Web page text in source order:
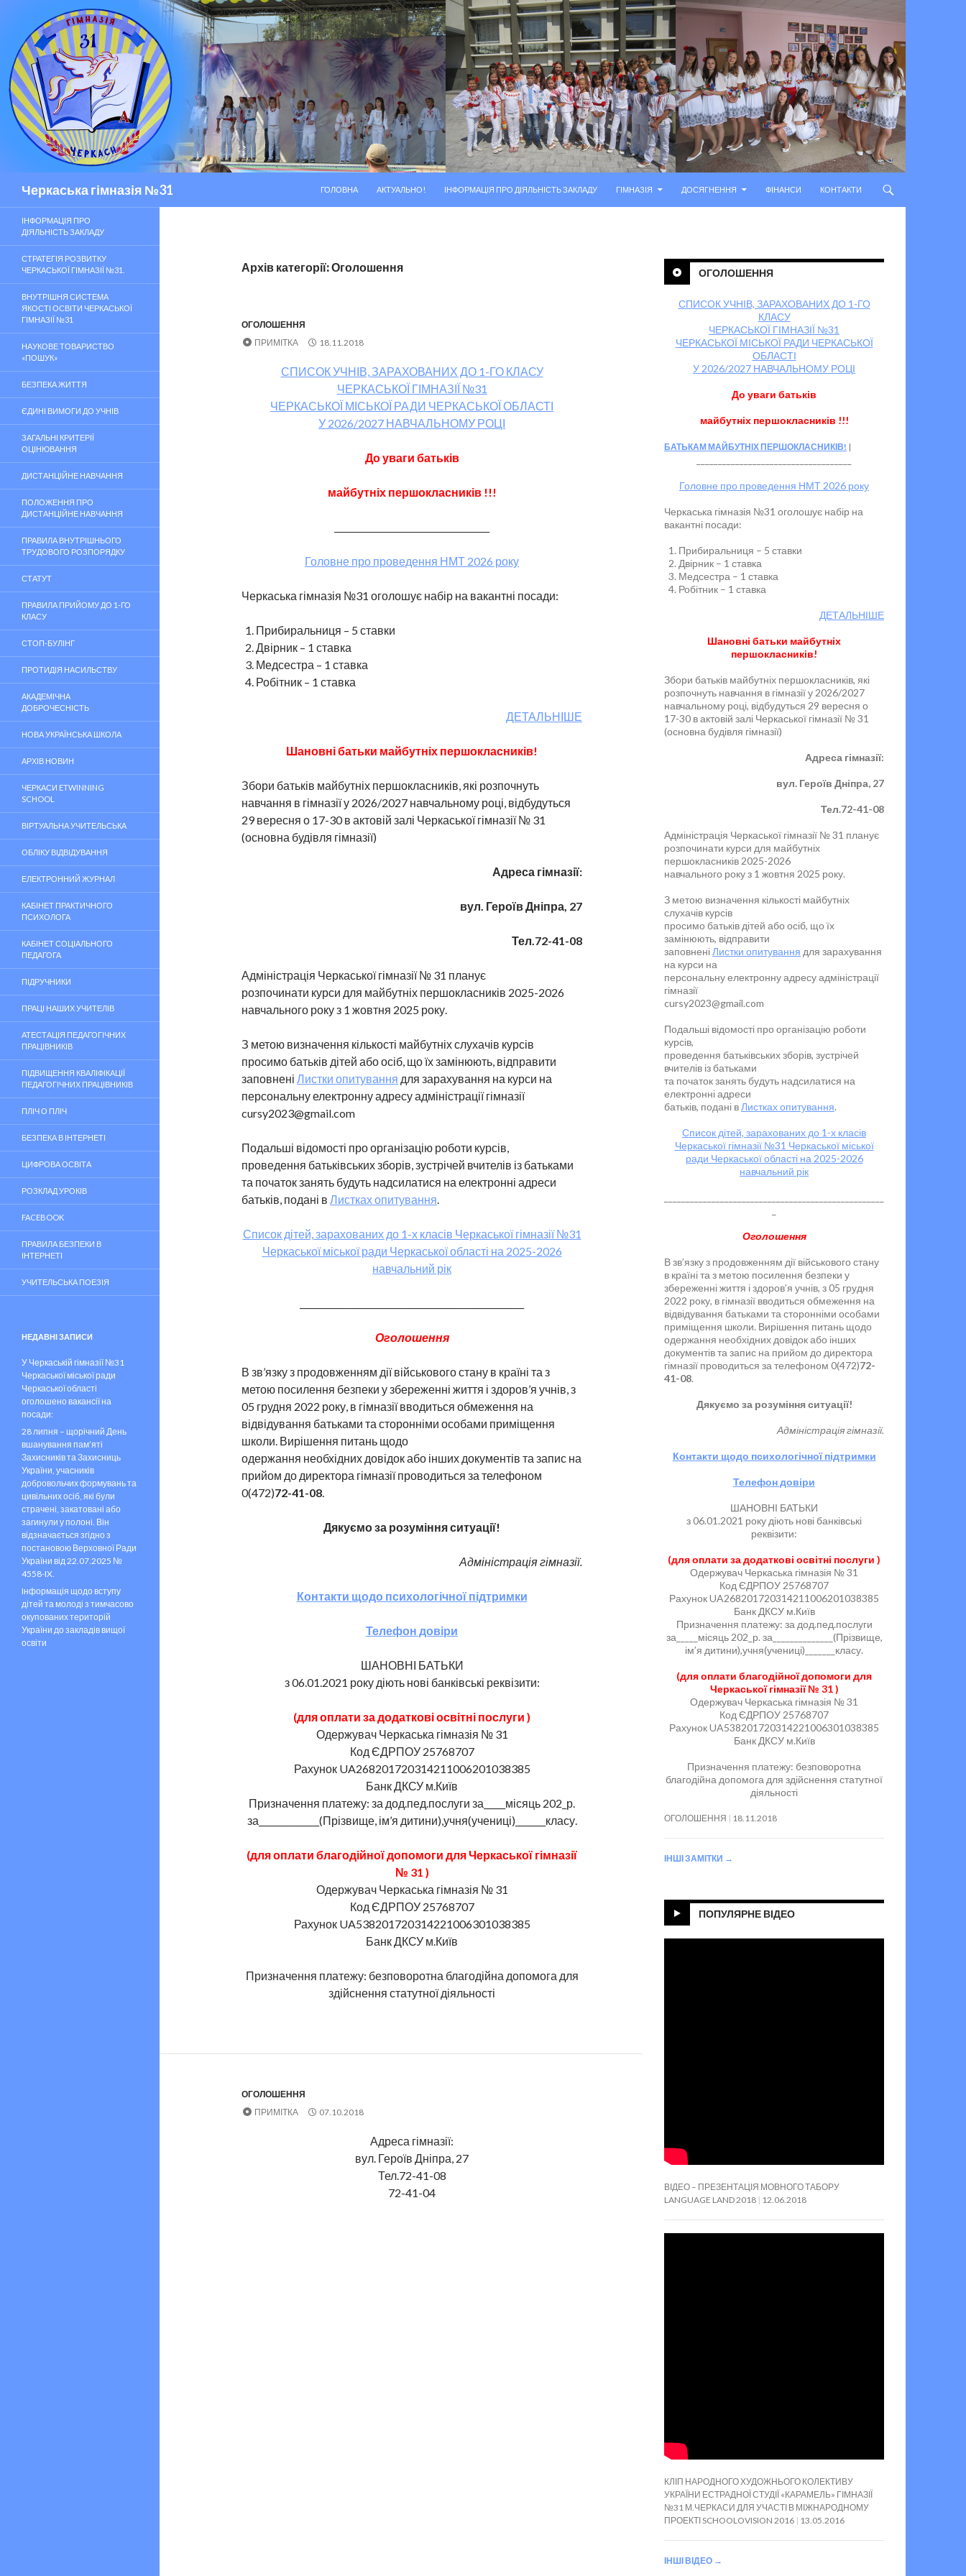
Черкаська гімназія №31
ГОЛОВНА
АКТУАЛЬНО! ІНФОРМАЦІЯ ПРО ДІЯЛЬНІСТЬ ЗАКЛАДУ ГІМНАЗІЯ ДОСЯГНЕННЯ ФІНАНСИ КОНТАКТИ
Архів категорії: Оголошення
ОГОЛОШЕННЯ
ПРИМІТКА
18.11.2018
СПИСОК УЧНІВ, ЗАРАХОВАНИХ ДО 1-ГО КЛАСУ
ЧЕРКАСЬКОЇ ГІМНАЗІЇ №31
ЧЕРКАСЬКОЇ МІСЬКОЇ РАДИ ЧЕРКАСЬКОЇ ОБЛАСТІ
У 2026/2027 НАВЧАЛЬНОМУ РОЦІ
До уваги батьків
майбутніх першокласників !!!
Головне про проведення НМТ 2026 року
Черкаська гімназія №31 оголошує набір на вакантні посади:
Прибиральниця – 5 ставки
Двірник – 1 ставка
Медсестра – 1 ставка
Робітник – 1 ставка
ДЕТАЛЬНІШЕ
Шановні батьки майбутніх першокласників!
Збори батьків майбутніх першокласників, які розпочнуть
навчання в гімназії у 2026/2027 навчальному році, відбудуться
29 вересня о 17-30 в актовій залі Черкаської гімназії № 31
(основна будівля гімназії)
Адреса гімназії:
вул. Героїв Дніпра, 27
Тел.72-41-08
Адміністрація Черкаської гімназії № 31 планує
розпочинати курси для майбутніх першокласників 2025-2026
навчального року з 1 жовтня 2025 року.
З метою визначення кількості майбутніх слухачів курсів
просимо батьків дітей або осіб, що їх замінюють, відправити
заповнені Листки опитування для зарахування на курси на
персональну електронну адресу адміністрації гімназії
cursy2023@gmail.com
Подальші відомості про організацію роботи курсів,
проведення батьківських зборів, зустрічей вчителів із батьками
та початок занять будуть надсилатися на електронні адреси
батьків, подані в Листках опитування.
Список дітей, зарахованих до 1-х класів Черкаської гімназії №31
Черкаської міської ради Черкаської області на 2025-2026
навчальний рік
Оголошення
В зв’язку з продовженням дії військового стану в країні та з
метою посилення безпеки у збереженні життя і здоров’я учнів, з
05 грудня 2022 року, в гімназії вводиться обмеження на
відвідування батьками та сторонніми особами приміщення
школи. Вирішення питань щодо
одержання необхідних довідок або інших документів та запис на
прийом до директора гімназії проводиться за телефоном
0(472)72-41-08.
Дякуємо за розуміння ситуації!
Адміністрація гімназії.
Контакти щодо психологічної підтримки
Телефон довіри
ШАНОВНІ БАТЬКИ
з 06.01.2021 року діють нові банківські реквізити:
(для оплати за додаткові освітні послуги )
Одержувач Черкаська гімназія № 31
Код ЄДРПОУ 25768707
Рахунок UA268201720314211006201038385
Банк ДКСУ м.Київ
Призначення платежу: за дод.пед.послуги за_____місяць 202_р.
за______________(Прізвище, ім’я дитини),учня(учениці)_______класу.
(для оплати благодійної допомоги для Черкаської гімназії
№ 31 )
Одержувач Черкаська гімназія № 31
Код ЄДРПОУ 25768707
Рахунок UA538201720314221006301038385
Банк ДКСУ м.Київ
Призначення платежу: безповоротна благодійна допомога для
здійснення статутної діяльності
ОГОЛОШЕННЯ
ПРИМІТКА
07.10.2018
Адреса гімназії:
вул. Героїв Дніпра, 27
Тел.72-41-08
72-41-04
ОГОЛОШЕННЯ
СПИСОК УЧНІВ, ЗАРАХОВАНИХ ДО 1-ГО
КЛАСУ
ЧЕРКАСЬКОЇ ГІМНАЗІЇ №31
ЧЕРКАСЬКОЇ МІСЬКОЇ РАДИ ЧЕРКАСЬКОЇ
ОБЛАСТІ
У 2026/2027 НАВЧАЛЬНОМУ РОЦІ
До уваги батьків
майбутніх першокласників !!!
БАТЬКАМ МАЙБУТНІХ ПЕРШОКЛАСНИКІВ!
Головне про проведення НМТ 2026 року
Черкаська гімназія №31 оголошує набір на
вакантні посади:
Прибиральниця – 5 ставки
Двірник – 1 ставка
Медсестра – 1 ставка
Робітник – 1 ставка
ДЕТАЛЬНІШЕ
Шановні батьки майбутніх
першокласників!
Збори батьків майбутніх першокласників, які
розпочнуть навчання в гімназії у 2026/2027
навчальному році, відбудуться 29 вересня о
17-30 в актовій залі Черкаської гімназії № 31
(основна будівля гімназії)
Адреса гімназії:
вул. Героїв Дніпра, 27
Тел.72-41-08
Адміністрація Черкаської гімназії № 31 планує
розпочинати курси для майбутніх
першокласників 2025-2026
навчального року з 1 жовтня 2025 року.
З метою визначення кількості майбутніх
слухачів курсів
просимо батьків дітей або осіб, що їх
замінюють, відправити
заповнені Листки опитування для зарахування
на курси на
персональну електронну адресу адміністрації
гімназії
cursy2023@gmail.com
Подальші відомості про організацію роботи
курсів,
проведення батьківських зборів, зустрічей
вчителів із батьками
та початок занять будуть надсилатися на
електронні адреси
батьків, подані в Листках опитування.
Список дітей, зарахованих до 1-х класів
Черкаської гімназії №31 Черкаської міської
ради Черкаської області на 2025-2026
навчальний рік
Оголошення
В зв’язку з продовженням дії військового стану
в країні та з метою посилення безпеки у
збереженні життя і здоров’я учнів, з 05 грудня
2022 року, в гімназії вводиться обмеження на
відвідування батьками та сторонніми особами
приміщення школи. Вирішення питань щодо
одержання необхідних довідок або інших
документів та запис на прийом до директора
гімназії проводиться за телефоном 0(472)72-
41-08.
Дякуємо за розуміння ситуації!
Адміністрація гімназії.
Контакти щодо психологічної підтримки
Телефон довіри
ШАНОВНІ БАТЬКИ
з 06.01.2021 року діють нові банківські
реквізити:
(для оплати за додаткові освітні послуги )
Одержувач Черкаська гімназія № 31
Код ЄДРПОУ 25768707
Рахунок UA268201720314211006201038385
Банк ДКСУ м.Київ
Призначення платежу: за дод.пед.послуги
за_____місяць 202_р. за______________(Прізвище,
ім’я дитини),учня(учениці)_______класу.
(для оплати благодійної допомоги для
Черкаської гімназії № 31 )
Одержувач Черкаська гімназія № 31
Код ЄДРПОУ 25768707
Рахунок UA538201720314221006301038385
Банк ДКСУ м.Київ
Призначення платежу: безповоротна
благодійна допомога для здійснення статутної
діяльності
ОГОЛОШЕННЯ 18.11.2018
ІНШІ ЗАМІТКИ →
ПОПУЛЯРНЕ ВІДЕО
ВІДЕО – ПРЕЗЕНТАЦІЯ МОВНОГО ТАБОРУ
LANGUAGE LAND 2018
12.06.2018
КЛІП НАРОДНОГО ХУДОЖНЬОГО КОЛЕКТИВУ
УКРАЇНИ ЕСТРАДНОЇ СТУДІЇ «КАРАМЕЛЬ» ГІМНАЗІЇ
№31 М.ЧЕРКАСИ ДЛЯ УЧАСТІ В МІЖНАРОДНОМУ
ПРОЕКТІ SCHOOLOVISION 2016
13.05.2016
ІНШІ ВІДЕО →
ІНФОРМАЦІЯ ПРО
ДІЯЛЬНІСТЬ ЗАКЛАДУ
СТРАТЕГІЯ РОЗВИТКУ
ЧЕРКАСЬКОЇ ГІМНАЗІЇ №31.
ВНУТРІШНЯ СИСТЕМА
ЯКОСТІ ОСВІТИ ЧЕРКАСЬКОЇ
ГІМНАЗІЇ №31
НАУКОВЕ ТОВАРИСТВО
«ПОШУК»
БЕЗПЕКА ЖИТТЯ
ЄДИНІ ВИМОГИ ДО УЧНІВ
ЗАГАЛЬНІ КРИТЕРІЇ
ОЦІНЮВАННЯ
ДИСТАНЦІЙНЕ НАВЧАННЯ
ПОЛОЖЕННЯ ПРО
ДИСТАНЦІЙНЕ НАВЧАННЯ
ПРАВИЛА ВНУТРІШНЬОГО
ТРУДОВОГО РОЗПОРЯДКУ
СТАТУТ
ПРАВИЛА ПРИЙОМУ ДО 1-ГО
КЛАСУ
СТОП-БУЛІНГ
ПРОТИДІЯ НАСИЛЬСТВУ
АКАДЕМІЧНА
ДОБРОЧЕСНІСТЬ
НОВА УКРАЇНСЬКА ШКОЛА
АРХІВ НОВИН
ЧЕРКАСИ ETWINNING
SCHOOL
ВІРТУАЛЬНА УЧИТЕЛЬСЬКА
ОБЛІКУ ВІДВІДУВАННЯ
ЕЛЕКТРОННИЙ ЖУРНАЛ
КАБІНЕТ ПРАКТИЧНОГО
ПСИХОЛОГА
КАБІНЕТ СОЦІАЛЬНОГО
ПЕДАГОГА
ПІДРУЧНИКИ
ПРАЦІ НАШИХ УЧИТЕЛІВ
АТЕСТАЦІЯ ПЕДАГОГІЧНИХ
ПРАЦІВНИКІВ
ПІДВИЩЕННЯ КВАЛІФІКАЦІЇ
ПЕДАГОГІЧНИХ ПРАЦІВНИКІВ
ПЛІЧ О ПЛІЧ
БЕЗПЕКА В ІНТЕРНЕТІ
ЦИФРОВА ОСВІТА
РОЗКЛАД УРОКІВ
FACEBOOK
ПРАВИЛА БЕЗПЕКИ В
ІНТЕРНЕТІ
УЧИТЕЛЬСЬКА ПОЕЗІЯ
НЕДАВНІ ЗАПИСИ
У Черкаській гімназії №31
Черкаської міської ради
Черкаської області
оголошено вакансії на
посади:
28 липня – щорічний День
вшанування пам’яті
Захисників та Захисниць
України, учасників
добровольчих формувань та
цивільних осіб, які були
страчені, закатовані або
загинули у полоні. Він
відзначається згідно з
постановою Верховної Ради
України від 22.07.2025 №
4558-IX.
Iнформація щодо вступу
дітей та молоді з тимчасово
окупованих територій
України до закладів вищої
освіти